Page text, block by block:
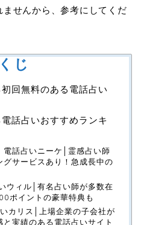
せんから、参考にしてくだ
じ
回無料のある電話占い
話占いおすすめランキ
電話占いニーケ│霊感占い師
グサービスあり！急成長中の
ウィル│有名占い師が多数在
ポイントの豪華特典も
カリス│上場企業の子会社が
と実績のある電話占いサイト